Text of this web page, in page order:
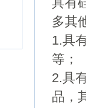
具有
多其
1.具
等；
2.具
品，